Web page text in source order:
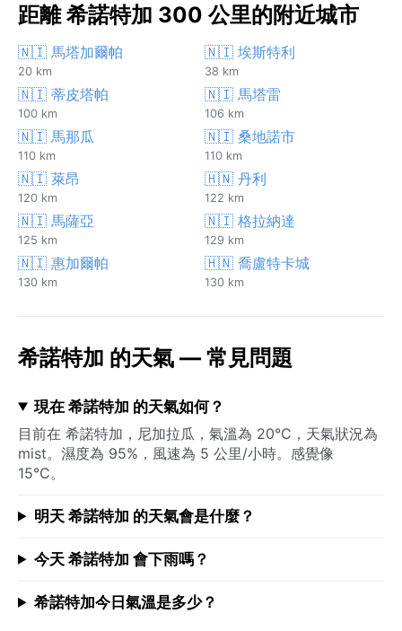
距離 希諾特加 300 公里的附近城市
🇳🇮 馬塔加爾帕
20 km
🇳🇮 埃斯特利
38 km
🇳🇮 蒂皮塔帕
100 km
🇳🇮 馬塔雷
106 km
🇳🇮 馬那瓜
110 km
🇳🇮 桑地諾市
110 km
🇳🇮 萊昂
120 km
🇭🇳 丹利
122 km
🇳🇮 馬薩亞
125 km
🇳🇮 格拉納達
129 km
🇳🇮 惠加爾帕
130 km
🇭🇳 喬盧特卡城
130 km
希諾特加 的天氣 — 常見問題
現在 希諾特加 的天氣如何？
目前在 希諾特加，尼加拉瓜，氣溫為 20°C，天氣狀況為
mist。濕度為 95%，風速為 5 公里/小時。感覺像
15°C。
明天 希諾特加 的天氣會是什麼？
今天 希諾特加 會下雨嗎？
希諾特加今日氣溫是多少？